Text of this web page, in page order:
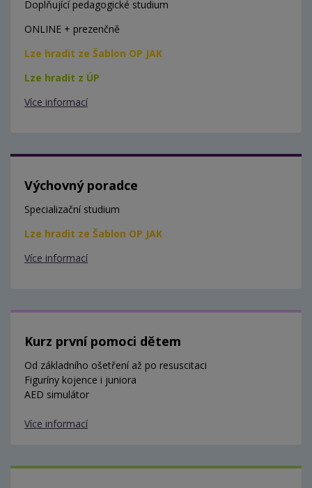
Doplňující pedagogické studium
ONLINE + prezenčně
Lze hradit ze Šablon OP JAK
Lze hradit z ÚP
Více informací
Výchovný poradce
Specializační studium
Lze hradit ze Šablon OP JAK
Více informací
Kurz první pomoci dětem
Od základního ošetření až po resuscitaci
Figuríny kojence i juniora
AED simulátor
Více informací